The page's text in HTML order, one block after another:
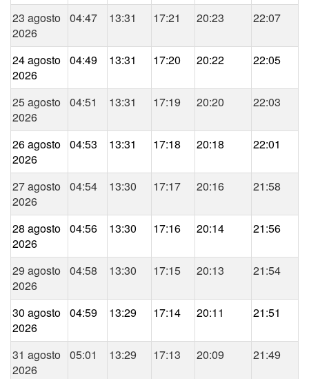
23 agosto
2026
04:47 13:31 17:21 20:23 22:07
24 agosto
2026
04:49 13:31 17:20 20:22 22:05
25 agosto
2026
04:51 13:31 17:19 20:20 22:03
26 agosto
2026
04:53 13:31 17:18 20:18 22:01
27 agosto
2026
04:54 13:30 17:17 20:16 21:58
28 agosto
2026
04:56 13:30 17:16 20:14 21:56
29 agosto
2026
04:58 13:30 17:15 20:13 21:54
30 agosto
2026
04:59 13:29 17:14 20:11 21:51
31 agosto
2026
05:01 13:29 17:13 20:09 21:49